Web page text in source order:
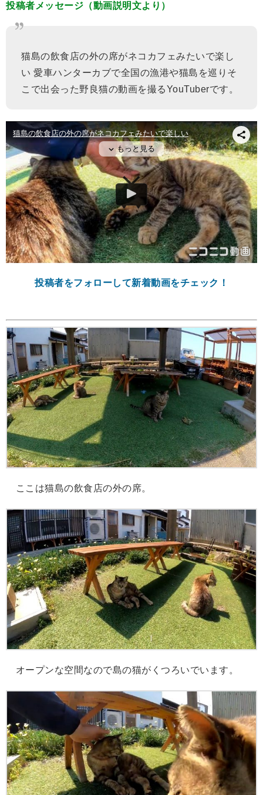
投稿者メッセージ（動画説明文より）
猫島の飲食店の外の席がネコカフェみたいで楽し
い 愛車ハンターカブで全国の漁港や猫島を巡りそ
こで出会った野良猫の動画を撮るYouTuberです。
投稿者をフォローして新着動画をチェック！
ここは猫島の飲食店の外の席。
オープンな空間なので島の猫がくつろいでいます。